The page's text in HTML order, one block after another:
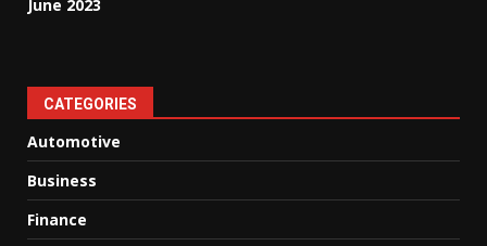
June 2023
CATEGORIES
Automotive
Business
Finance